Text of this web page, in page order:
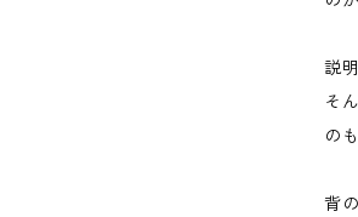
説
そ
の
背